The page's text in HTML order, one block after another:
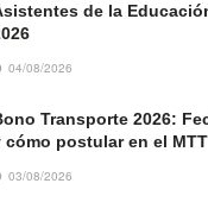
de la
04/08/2026
Transporte 2026:
cómo postular en el MTT
03/08/2026